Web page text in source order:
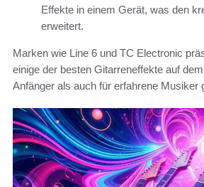
Effekte in einem Gerät, was den
erweitert.
Marken wie Line 6 und TC Electronic
einige der besten Gitarreneffekte auf
Anfänger als auch für erfahrene Musiker